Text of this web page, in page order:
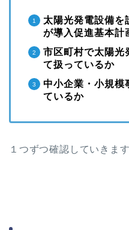
太陽光発電設備を
が導入促進基本計
市区町村で太陽光
て扱っているか
中小企業・小規模
ているか
１つずつ確認していきます